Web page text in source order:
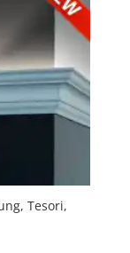
Tesori,